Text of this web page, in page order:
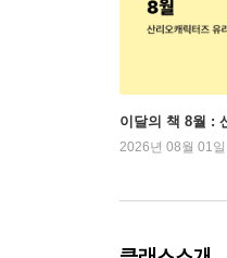
이달의 책 8월 :
2026년 08월 01